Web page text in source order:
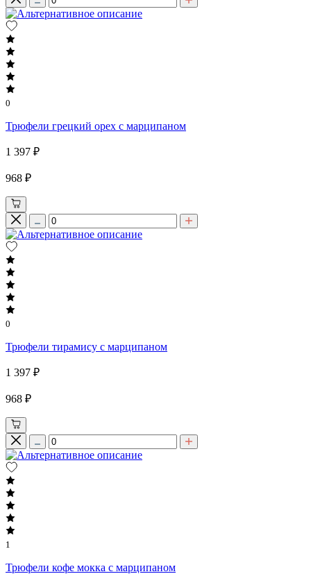
0
Трюфели грецкий орех с марципаном
1 397 ₽
968 ₽
0
Трюфели тирамису с марципаном
1 397 ₽
968 ₽
1
Трюфели кофе мокка с марципаном